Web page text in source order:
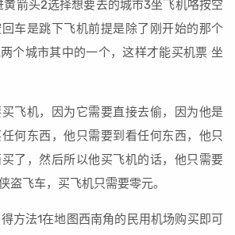
黄箭头2选择想要去的城市3坐飞机咯按空
车是跳下飞机前提是除了刚开始的那个
个城市其中的一个，这样才能买机票 坐
飞机，因为它需要直接去偷，因为他是
何东西，他只需要到看任何东西，他只
了，然后所以他买飞机的话，他只需要
盗飞车，买飞机只需要零元。
方法1在地图西南角的民用机场购买即可